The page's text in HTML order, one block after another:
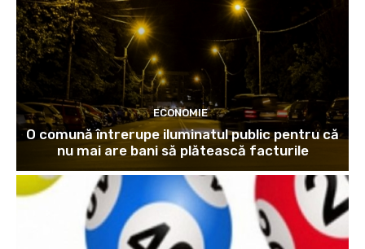
ECONOMIE
O comună întrerupe iluminatul public pentru că
nu mai are bani să plătească facturile